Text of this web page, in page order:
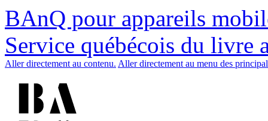
BAnQ pour appareils
Service québécois du livre
Aller directement au contenu. Aller directement au menu des